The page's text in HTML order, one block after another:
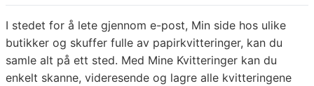
I stedet for å lete gjennom e-post, Min side hos ulike
butikker og skuffer fulle av papirkvitteringer, kan du
samle alt på ett sted. Med Mine Kvitteringer kan du
enkelt skanne, videresende og lagre alle kvitteringene